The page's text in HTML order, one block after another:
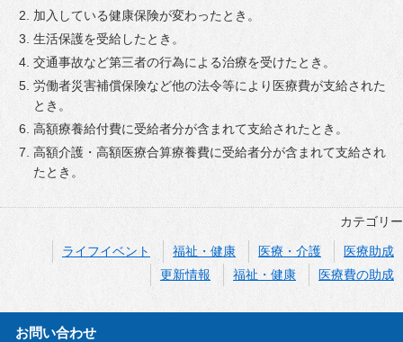
加入している健康保険が変わったとき。
生活保護を受給したとき。
交通事故など第三者の行為による治療を受けたとき。
労働者災害補償保険など他の法令等により医療費が支給された
とき。
高額療養給付費に受給者分が含まれて支給されたとき。
高額介護・高額医療合算療養費に受給者分が含まれて支給され
たとき。
カテゴリー
ライフイベント 福祉・健康 医療・介護
医療助成
更新情報
福祉・健康 医療費の助成
お問い合わせ